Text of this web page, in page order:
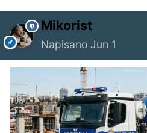
Mikorist
Napisano Jun 1